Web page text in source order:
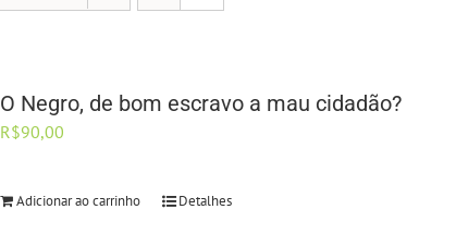
O Negro, de bom escravo a mau cidadão?
R$90,00
Adicionar ao carrinho Detalhes